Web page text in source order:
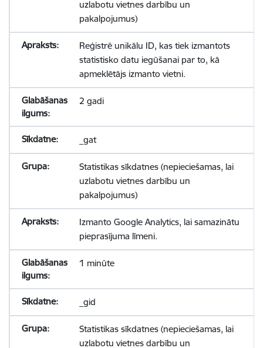
uzlabotu vietnes darbību un
pakalpojumus)
Reģistrē unikālu ID, kas tiek izmantots
statistisko datu iegūšanai par to, kā
apmeklētājs izmanto vietni.
2 gadi
_gat
Statistikas sīkdatnes (nepieciešamas, lai
uzlabotu vietnes darbību un
pakalpojumus)
Izmanto Google Analytics, lai samazinātu
pieprasījuma līmeni.
1 minūte
_gid
Statistikas sīkdatnes (nepieciešamas, lai
uzlabotu vietnes darbību un